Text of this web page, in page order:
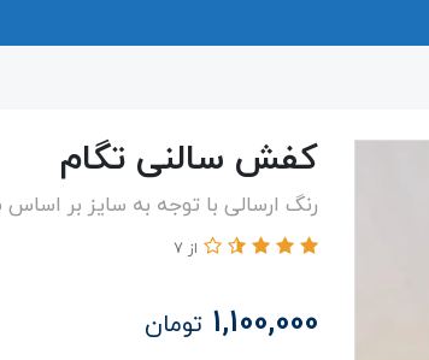
کفش سالنی تگام
رنگ ارسالی با توجه به سایز بر
از 7
1,100,000 تومان